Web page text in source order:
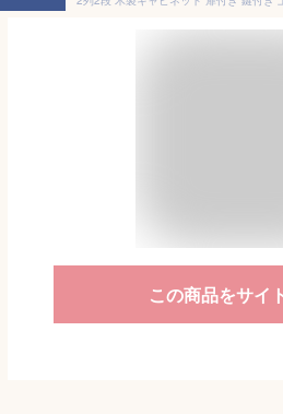
この商品をサイ